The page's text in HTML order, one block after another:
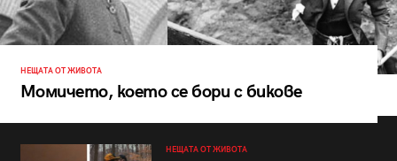
НЕЩАТА ОТ ЖИВОТА
Момичето, което се бори с бикове
НЕЩАТА ОТ ЖИВОТА